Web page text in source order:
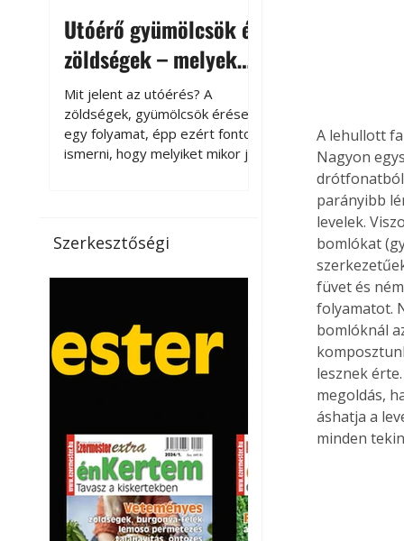
Utóérő gyümölcsök és
zöldségek – melyek
érnek tovább leszedés
után?
Mit jelent az utóérés? A
zöldségek, gyümölcsök érése
egy folyamat, épp ezért fontos
ismerni, hogy melyiket mikor jó
paradicsomot sokszor
gazdasági érettségben, azaz
Utóérik eközben, de nem lesz
olyan ízű, mint amit a saját
kertünkben, biológiai
tárolható h
Szerkesztőségi
A lehullott
Nagyon
drótfonatból
parányibb
levelek.
bomlókat
füvet és
folyamatot.
bomlóknál
lesznek
megoldás,
áshatja a
minden